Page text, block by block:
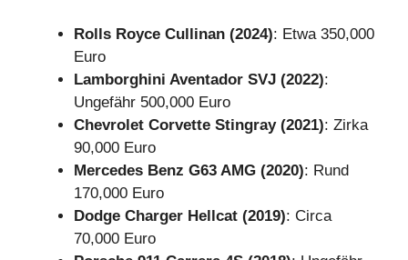
Rolls Royce Cullinan (2024): Etwa 350,000
Euro
Lamborghini Aventador SVJ (2022):
Ungefähr 500,000 Euro
Chevrolet Corvette Stingray (2021): Zirka
90,000 Euro
Mercedes Benz G63 AMG (2020): Rund
170,000 Euro
Dodge Charger Hellcat (2019): Circa
70,000 Euro